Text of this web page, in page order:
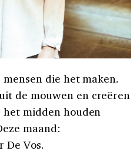
die het maken.
de mouwen en creëren
midden houden
maand:
De Vos.